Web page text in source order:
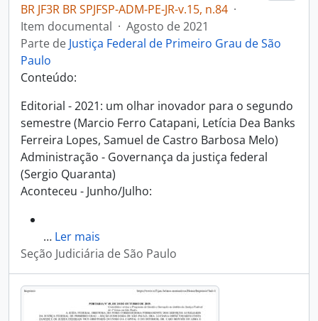
BR JF3R BR SPJFSP-ADM-PE-JR-v.15, n.84 ·
Item documental · Agosto de 2021
Parte de Justiça Federal de Primeiro Grau de São
Paulo
Conteúdo:
Editorial - 2021: um olhar inovador para o segundo
semestre (Marcio Ferro Catapani, Letícia Dea Banks
Ferreira Lopes, Samuel de Castro Barbosa Melo)
Administração - Governança da justiça federal
(Sergio Quaranta)
Aconteceu - Junho/Julho:
… Ler mais
Seção Judiciária de São Paulo